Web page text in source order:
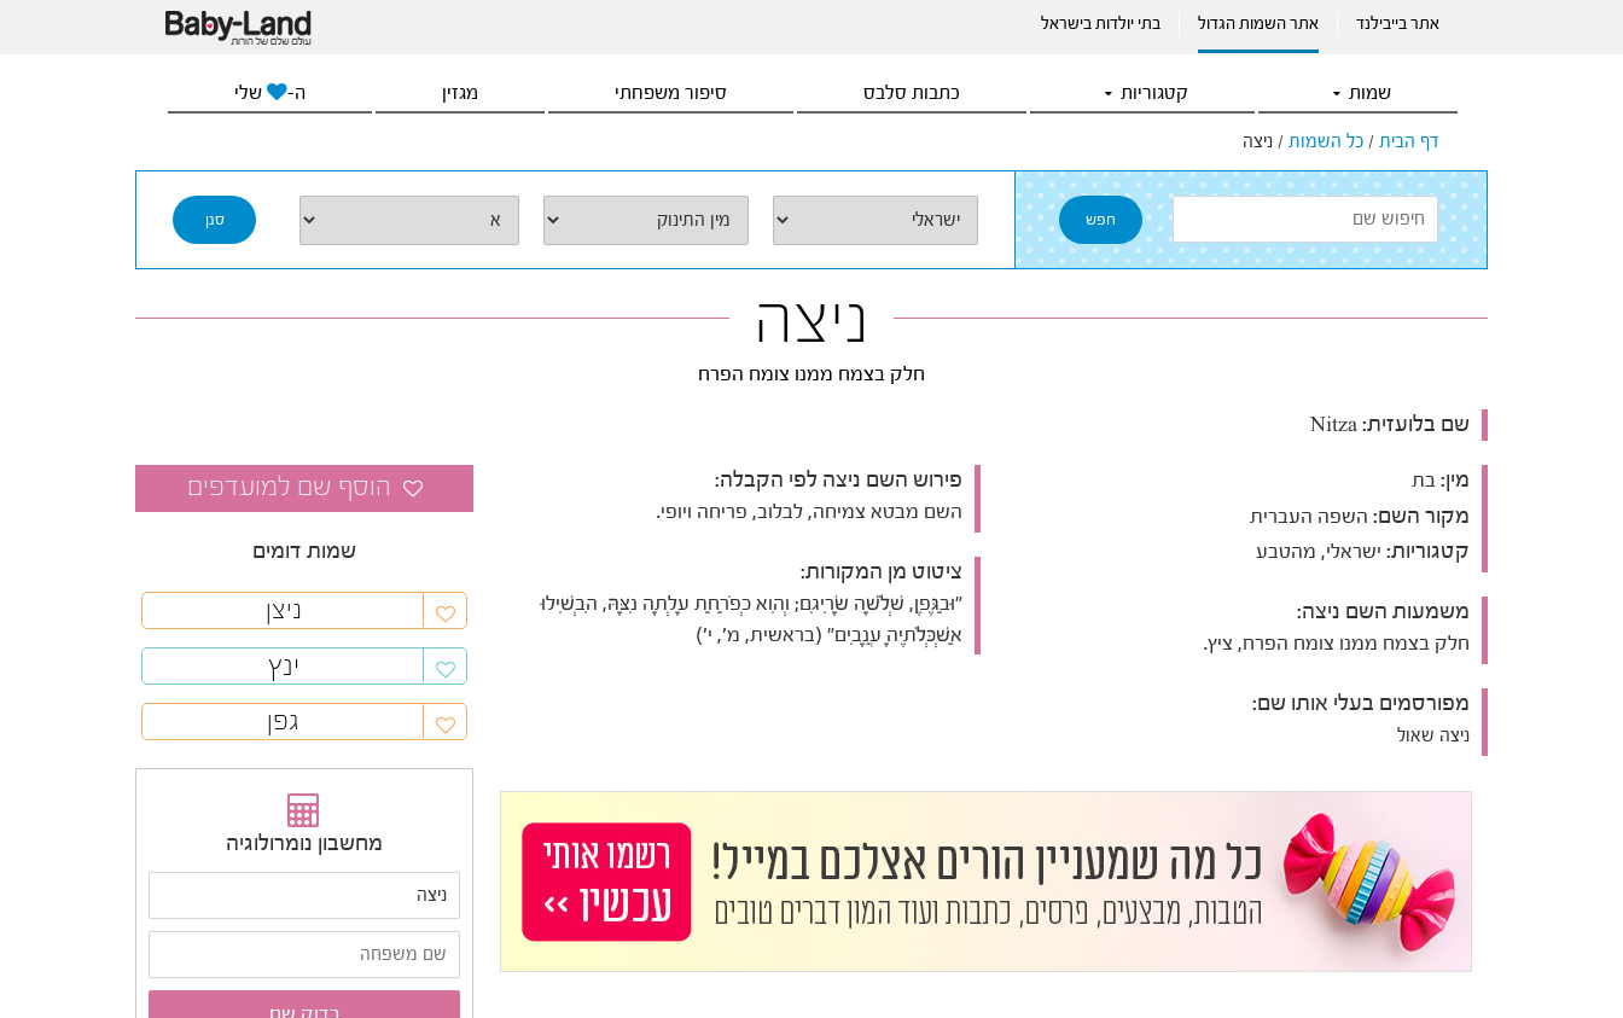
אתר בייבילנד אתר השמות הגדול בתי יולדות בישראל
שמות קטגוריות כתבות סלבס סיפור משפחתי מגזין ה- שלי
דף הבית / כל השמות / ניצה
ניצה
חלק בצמח ממנו צומח הפרח
שם בלועזית:
מין: בת
מקור השם: השפה העברית
קטגוריות: ישראלי, מהטבע
משמעות השם ניצה:
חלק בצמח ממנו צומח הפרח, ציץ.
מפורסמים בעלי אותו שם:
ניצה שאול
פירוש השם ניצה לפי הקבלה:
השם מבטא צמיחה, לבלוב, פריחה ויופי.
ציטוט מן המקורות:
"וּבַגֶּפֶן, שְׁלֹשָׁה שָׂרִיגִם; וְהִוא כְפֹרַחַת עָלְתָה נִצָּהּ, הִבְשִׁילוּ
אַשְׁכְּלֹתֶיהָ עֲנָבִים" (בראשית, מ', י')
שמות דומים
ניצן
ינץ
גפן
מחשבון נומרולוגיה